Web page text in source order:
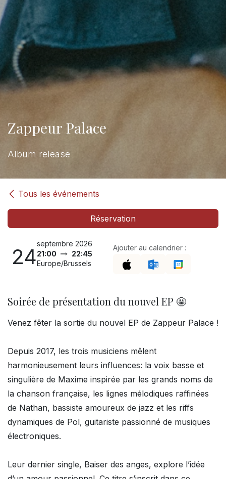
Zappeur Palace
Album release
Tous les événements
Réservation
24
septembre 2026
21:00
22:45
Europe/Brussels
Ajouter au calendrier :
Soirée de présentation du nouvel EP 🤩
Venez fêter la sortie du nouvel EP de Zappeur Palace !
Depuis 2017, les trois musiciens mêlent
harmonieusement leurs influences: la voix basse et
singulière de Maxime inspirée par les grands noms de
la chanson française, les lignes mélodiques raffinées
de Nathan, bassiste amoureux de jazz et les riffs
dynamiques de Pol, guitariste passionné de musiques
électroniques.
Leur dernier single, Baiser des anges, explore l’idée